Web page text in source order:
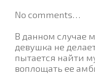
No comments…
В данном случае
девушка не
пытается найти
воплощать ее